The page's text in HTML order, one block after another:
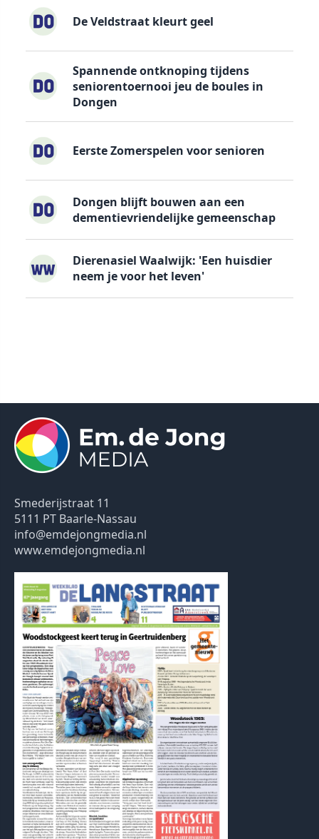
De Veldstraat kleurt geel
Spannende ontknoping tijdens
seniorentoernooi jeu de boules in
Dongen
Eerste Zomerspelen voor senioren
Dongen blijft bouwen aan een
dementievriendelijke gemeenschap
Dierenasiel Waalwijk: 'Een huisdier
neem je voor het leven'
Smederijstraat 11
5111 PT Baarle-Nassau
info@emdejongmedia.nl
www.emdejongmedia.nl